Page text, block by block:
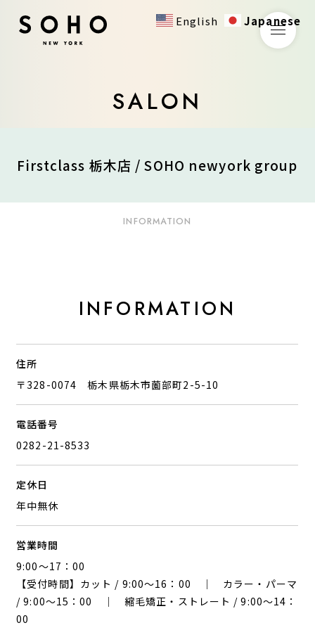
SALON
Firstclass 栃木店 / SOHO newyork group
INFORMATION
INFORMATION
住所
〒328-0074 栃木県栃木市薗部町2-5-10
電話番号
0282-21-8533
定休日
年中無休
営業時間
9:00〜17：00
【受付時間】カット / 9:00〜16：00 ｜ カラー・パーマ
/ 9:00〜15：00 ｜ 縮毛矯正・ストレート / 9:00〜14：
00
English Japanese